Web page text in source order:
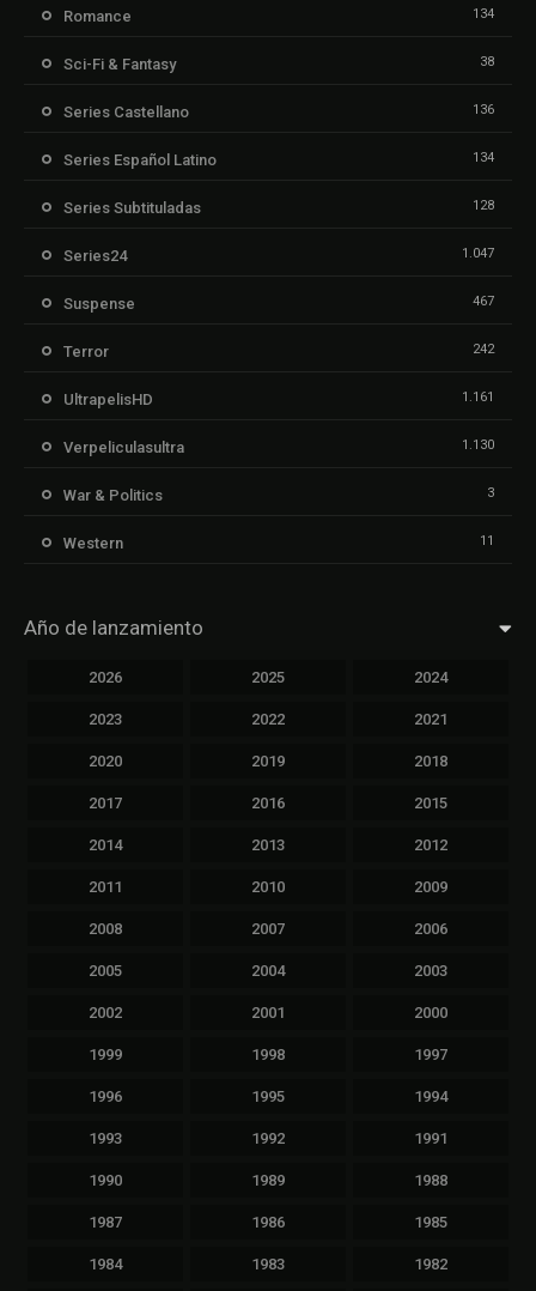
Romance 134
Sci-Fi & Fantasy 38
Series Castellano 136
Series Español Latino 134
Series Subtituladas 128
Series24 1.047
Suspense 467
Terror 242
UltrapelisHD 1.161
Verpeliculasultra 1.130
War & Politics 3
Western 11
Año de lanzamiento
2026 2025 2024
2023 2022 2021
2020 2019 2018
2017 2016 2015
2014 2013 2012
2011 2010 2009
2008 2007 2006
2005 2004 2003
2002 2001 2000
1999 1998 1997
1996 1995 1994
1993 1992 1991
1990 1989 1988
1987 1986 1985
1984 1983 1982